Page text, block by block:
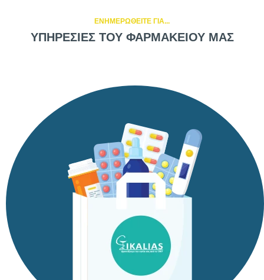
ΕΝΗΜΕΡΩΘΕΙΤΕ ΓΙΑ...
ΥΠΗΡΕΣΙΕΣ ΤΟΥ ΦΑΡΜΑΚΕΙΟΥ ΜΑΣ